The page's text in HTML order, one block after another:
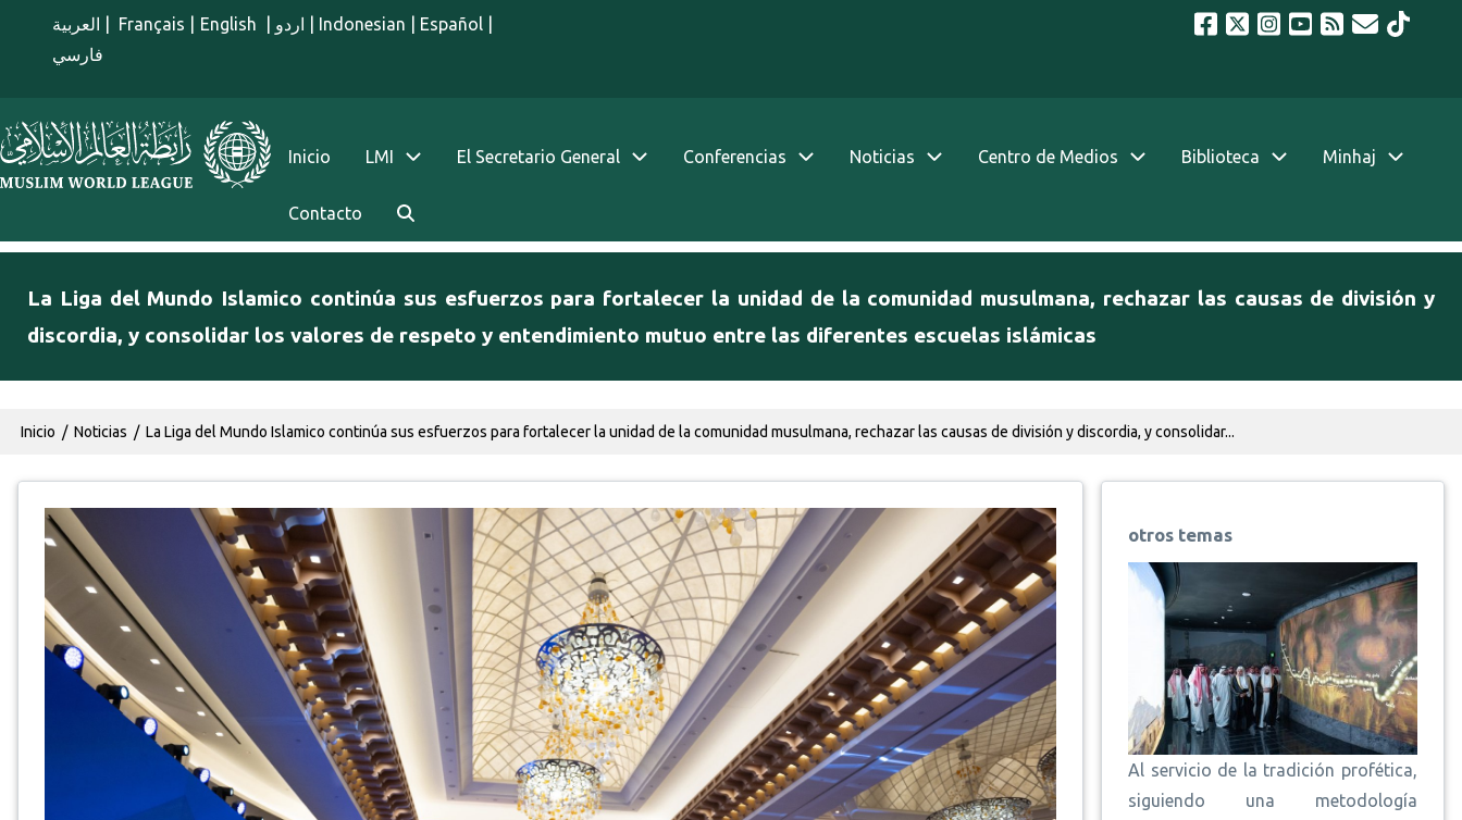
Pasar al contenido principal
العربية Français English اردو Indonesian Español
فارسي
menu spanish
Inicio LMI El Secretario General Conferencias Noticias Centro de Medios Biblioteca Minhaj
Contacto
La Liga del Mundo Islamico continúa sus esfuerzos para fortalecer la unidad de la comunidad musulmana, rechazar las causas de división y
discordia, y consolidar los valores de respeto y entendimiento mutuo entre las diferentes escuelas islámicas
Ruta de navegación
Inicio Noticias La Liga del Mundo Islamico continúa sus esfuerzos para fortalecer la unidad de la comunidad musulmana, rechazar las causas de división y discordia, y consolidar...
otros temas
Al servicio de la tradición profética,
siguiendo una metodología